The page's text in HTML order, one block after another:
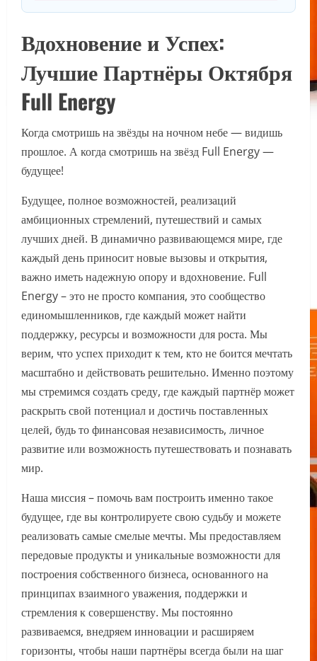
Вдохновение и Успех:
Лучшие Партнёры Октября
Full Energy
Когда смотришь на звёзды на ночном небе — видишь
прошлое. А когда смотришь на звёзд Full Energy —
будущее!
Будущее, полное возможностей, реализаций
амбиционных стремлений, путешествий и самых
лучших дней. В динамично развивающемся мире, где
каждый день приносит новые вызовы и открытия,
важно иметь надежную опору и вдохновение. Full
Energy – это не просто компания, это сообщество
единомышленников, где каждый может найти
поддержку, ресурсы и возможности для роста. Мы
верим, что успех приходит к тем, кто не боится мечтать
масштабно и действовать решительно. Именно поэтому
мы стремимся создать среду, где каждый партнёр может
раскрыть свой потенциал и достичь поставленных
целей, будь то финансовая независимость, личное
развитие или возможность путешествовать и познавать
мир.
Наша миссия – помочь вам построить именно такое
будущее, где вы контролируете свою судьбу и можете
реализовать самые смелые мечты. Мы предоставляем
передовые продукты и уникальные возможности для
построения собственного бизнеса, основанного на
принципах взаимного уважения, поддержки и
стремления к совершенству. Мы постоянно
развиваемся, внедряем инновации и расширяем
горизонты, чтобы наши партнёры всегда были на шаг